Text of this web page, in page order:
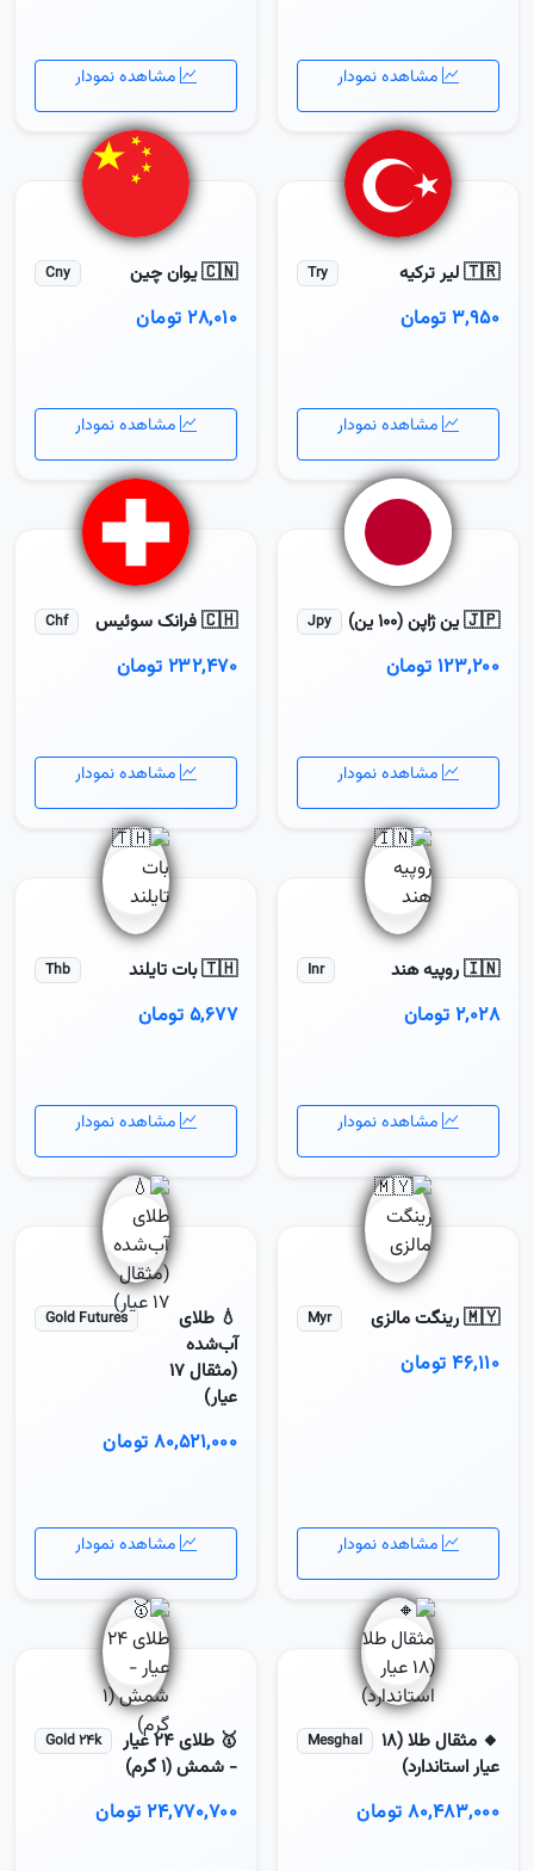
مشاهده نمودار مشاهده نمودار
🇹🇷 لیر ترکیه Try
۳,۹۵۰ تومان
مشاهده نمودار
🇨🇳 یوان چین Cny
۲۸,۰۱۰ تومان
مشاهده نمودار
🇯🇵 ین ژاپن (100 ین) Jpy
۱۲۳,۲۰۰ تومان
مشاهده نمودار
🇨🇭 فرانک سوئیس Chf
۲۳۲,۴۷۰ تومان
مشاهده نمودار
🇮🇳 روپیه هند Inr
۲,۰۲۸ تومان
مشاهده نمودار
🇹🇭 بات تایلند Thb
۵,۶۷۷ تومان
مشاهده نمودار
🇲🇾 رینگت مالزی Myr
۴۶,۱۱۰ تومان
مشاهده نمودار
💧 طلای
آب‌شده
(مثقال ۱۷
عیار)
Gold Futures
۸۰,۵۲۱,۰۰۰ تومان
مشاهده نمودار
🔸 مثقال طلا (۱۸
عیار استاندارد)
Mesghal
۸۰,۴۸۳,۰۰۰ تومان
🥇 طلای 24 عیار
- شمش (1 گرم)
Gold 24k
۲۴,۷۷۰,۷۰۰ تومان